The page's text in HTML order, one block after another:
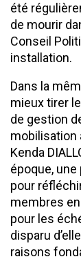
été
de mourir
Conseil
installation.
Dans la
mieux tirer
de gestion
mobilisation
Kenda
époque,
pour
membres
pour les
disparu
raisons